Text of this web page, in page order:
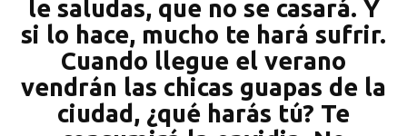
le saludas, que no se casará. Y
si lo hace, mucho te hará sufrir.
Cuando llegue el verano
vendrán las chicas guapas de la
ciudad, ¿qué harás tú? Te